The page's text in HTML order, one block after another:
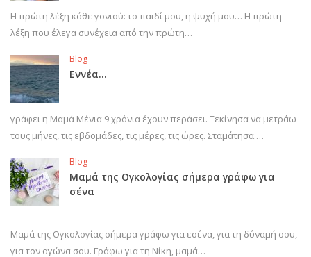
Η πρώτη λέξη κάθε γονιού: το παιδί μου, η ψυχή μου… Η πρώτη
λέξη που έλεγα συνέχεια από την πρώτη…
Blog
Εννέα…
γράφει η Μαμά Μένια 9 χρόνια έχουν περάσει. Ξεκίνησα να μετράω
τους μήνες, τις εβδομάδες, τις μέρες, τις ώρες. Σταμάτησα.…
Blog
Μαμά της Ογκολογίας σήμερα γράφω για
σένα
Μαμά της Ογκολογίας σήμερα γράφω για εσένα, για τη δύναμή σου,
για τον αγώνα σου. Γράφω για τη Νίκη, μαμά…